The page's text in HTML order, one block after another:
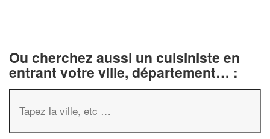
Ou cherchez aussi un cuisiniste en
entrant votre ville, département… :